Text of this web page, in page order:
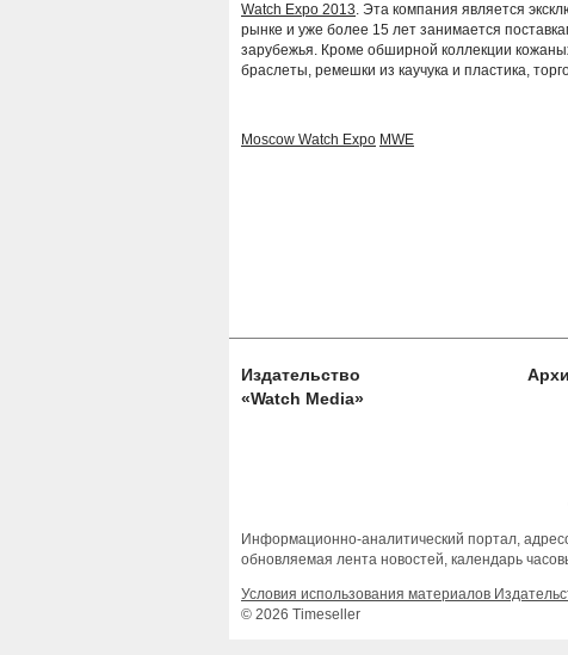
Watch Expo 2013. Эта компания является
рынке и уже более 15 лет занимается
зарубежья. Кроме обширной коллекции
браслеты, ремешки из каучука и пластика,
Moscow Watch Expo MWE
Издательство
«Watch Media»
Информационно-аналитический портал,
обновляемая лента новостей, календарь
Условия использования материалов
© 2026 Timeseller